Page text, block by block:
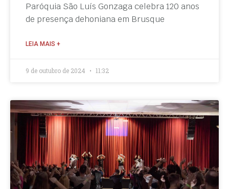
Paróquia São Luís Gonzaga celebra 120 anos
de presença dehoniana em Brusque
LEIA MAIS +
9 de outubro de 2024 11:32